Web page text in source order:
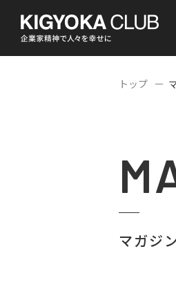
トップ
マガジ